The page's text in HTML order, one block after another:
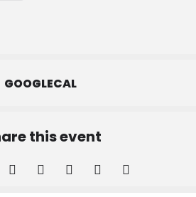
GOOGLECAL
this event